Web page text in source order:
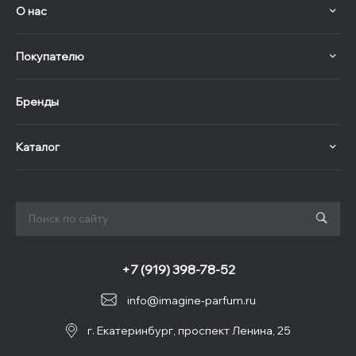
О нас
Покупателю
Бренды
Каталог
info@imagine-parfum.ru
+7 (919) 398-78-52
г. Екатеринбург, проспект Ленина, 25